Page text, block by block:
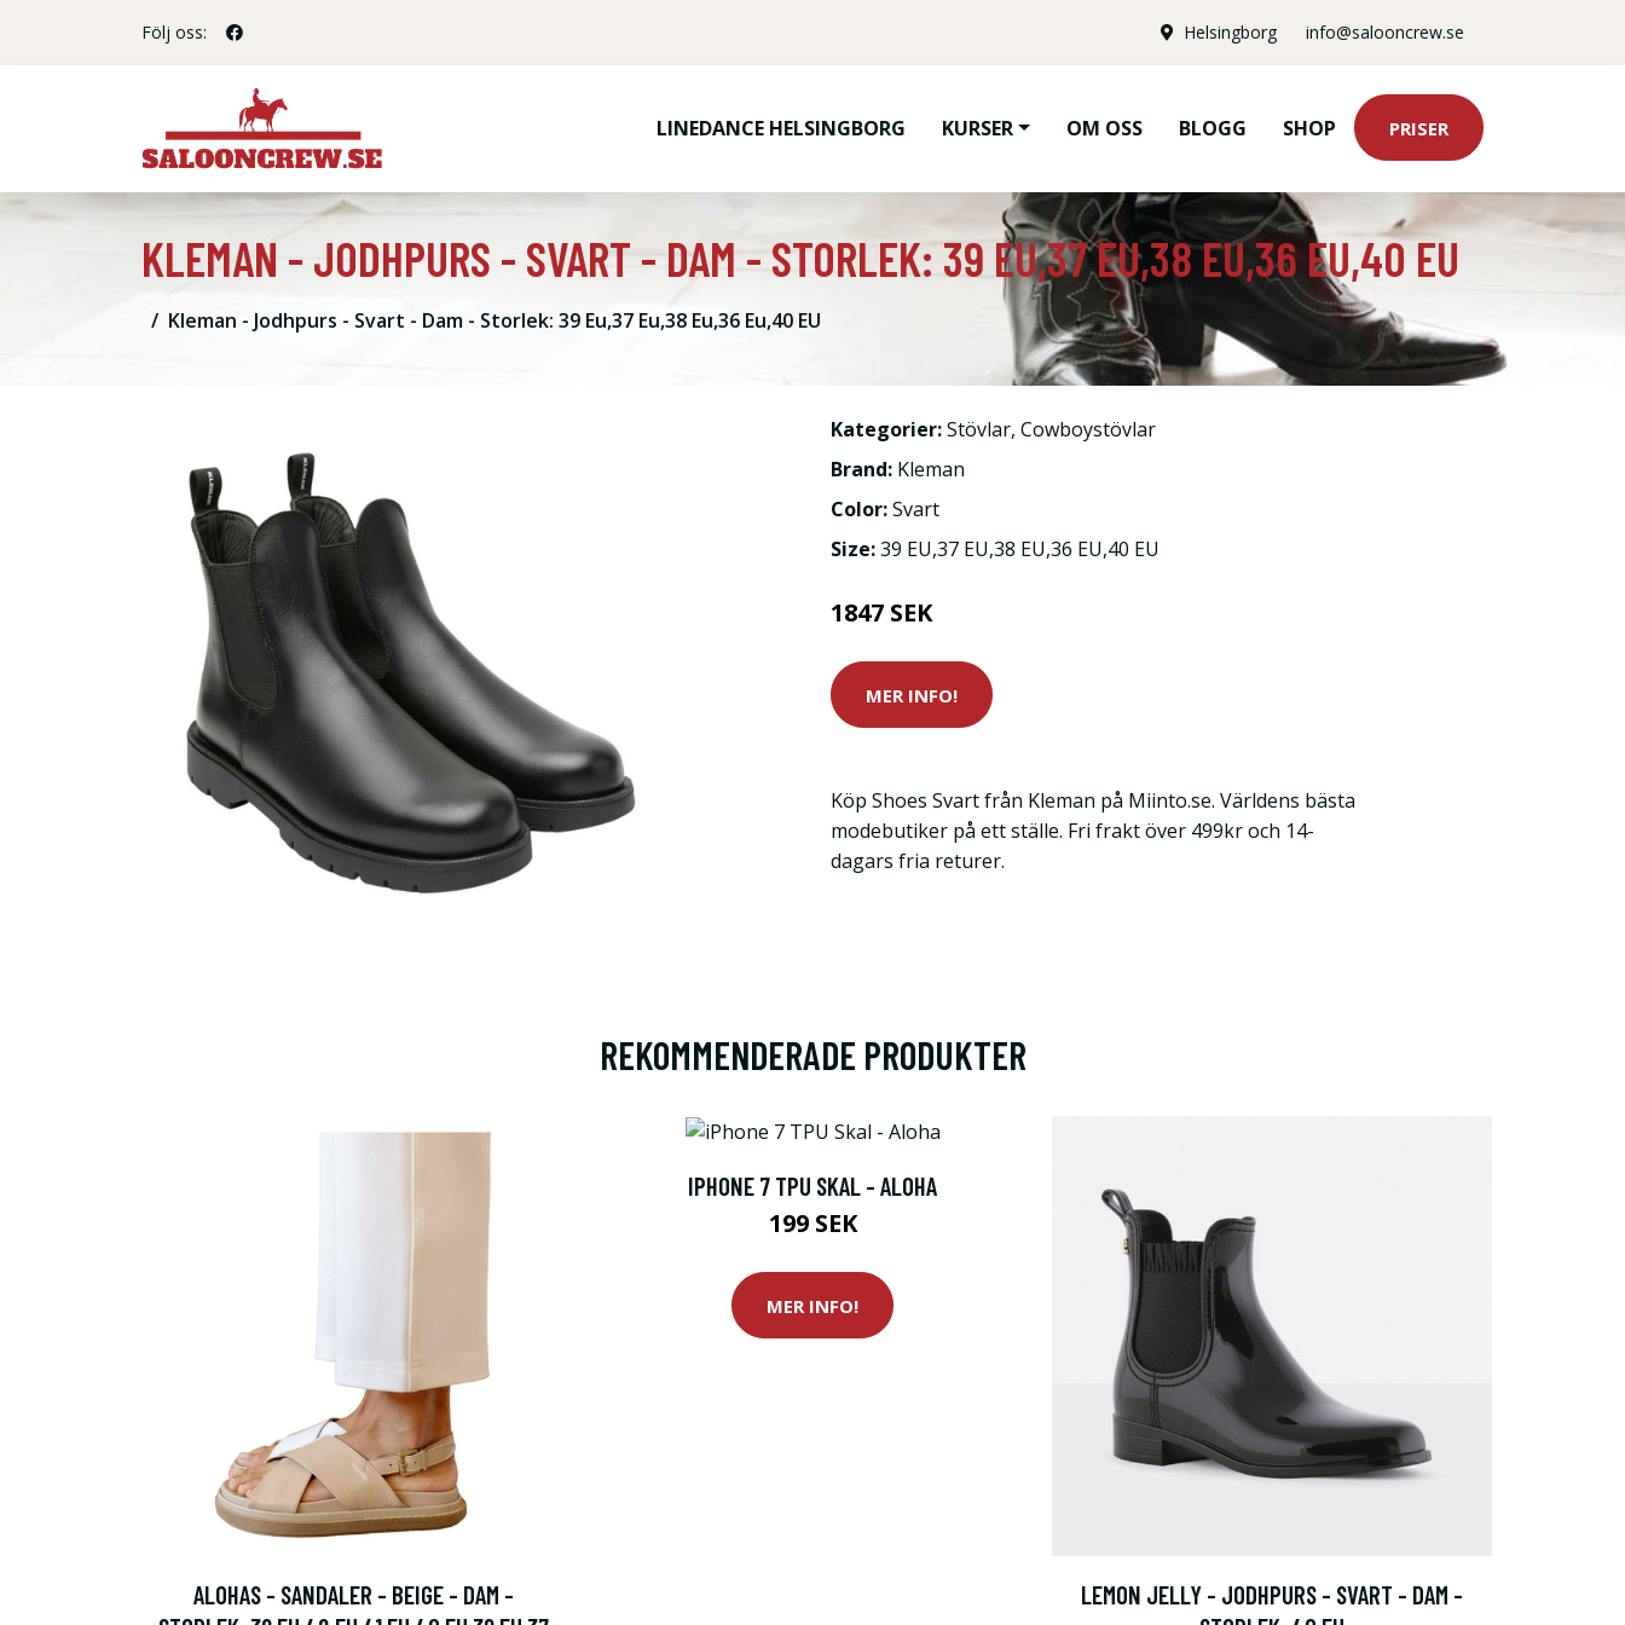
Följ oss: Helsingborg info@salooncrew.se
LINEDANCE HELSINGBORG KURSER OM OSS BLOGG SHOP PRISER
KLEMAN - JODHPURS - SVART - DAM - STORLEK: 39 EU,37 EU,38 EU,36 EU,40 EU
Kleman - Jodhpurs - Svart - Dam - Storlek: 39 Eu,37 Eu,38 Eu,36 Eu,40 EU
Kategorier:Stövlar, Cowboystövlar
Brand: Kleman
Color:Svart
Size:39 EU,37 EU,38 EU,36 EU,40 EU
1847 SEK
MER INFO!
Köp Shoes Svart från Kleman på Miinto.se. Världens bästa
modebutiker på ett ställe. Fri frakt över 499kr och 14-
dagars fria returer.
REKOMMENDERADE PRODUKTER
ALOHAS - SANDALER - BEIGE - DAM -
IPHONE 7 TPU SKAL - ALOHA
199 SEK
MER INFO!
LEMON JELLY - JODHPURS - SVART - DAM -